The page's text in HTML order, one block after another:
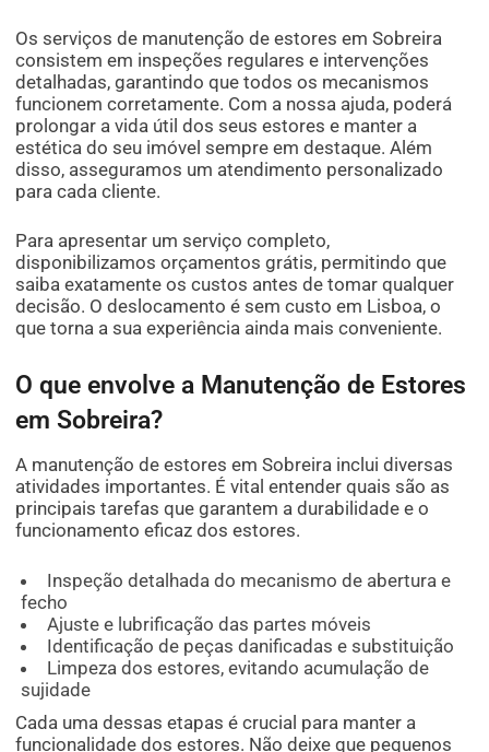
Os serviços de manutenção de estores em Sobreira
consistem em inspeções regulares e intervenções
detalhadas, garantindo que todos os mecanismos
funcionem corretamente. Com a nossa ajuda, poderá
prolongar a vida útil dos seus estores e manter a
estética do seu imóvel sempre em destaque. Além
disso, asseguramos um atendimento personalizado
para cada cliente.
Para apresentar um serviço completo,
disponibilizamos orçamentos grátis, permitindo que
saiba exatamente os custos antes de tomar qualquer
decisão. O deslocamento é sem custo em Lisboa, o
que torna a sua experiência ainda mais conveniente.
O que envolve a Manutenção de Estores
em Sobreira?
A manutenção de estores em Sobreira inclui diversas
atividades importantes. É vital entender quais são as
principais tarefas que garantem a durabilidade e o
funcionamento eficaz dos estores.
Inspeção detalhada do mecanismo de abertura e
fecho
Ajuste e lubrificação das partes móveis
Identificação de peças danificadas e substituição
Limpeza dos estores, evitando acumulação de
sujidade
Cada uma dessas etapas é crucial para manter a
funcionalidade dos estores. Não deixe que pequenos